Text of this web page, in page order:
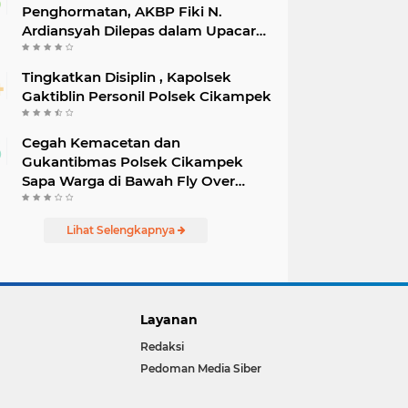
Penghormatan, AKBP Fiki N.
Ardiansyah Dilepas dalam Upacara
Farewell Parade oleh Kapolresta
Karawang Kombes Pol Mario
Prahatinto
Tingkatkan Disiplin , Kapolsek
Gaktiblin Personil Polsek Cikampek
Cegah Kemacetan dan
Gukantibmas Polsek Cikampek
Sapa Warga di Bawah Fly Over
Cikampek
Lihat Selengkapnya
Layanan
Redaksi
Pedoman Media Siber